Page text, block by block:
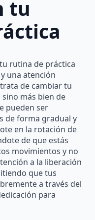
tu
rutina de práctica
una atención
de cambiar tu
más bien de
pueden ser
de forma gradual y
en la rotación de
de que estás
movimientos y no
a la liberación
que tus
a través del
para